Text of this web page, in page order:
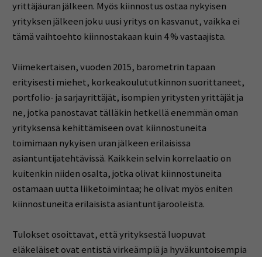
yrittäjäuran jälkeen. Myös kiinnostus ostaa nykyisen
yrityksen jälkeen joku uusi yritys on kasvanut, vaikka ei
tämä vaihtoehto kiinnostakaan kuin 4 % vastaajista.
Viimekertaisen, vuoden 2015, barometrin tapaan
erityisesti miehet, korkeakoulututkinnon suorittaneet,
portfolio- ja sarjayrittäjät, isompien yritysten yrittäjät ja
ne, jotka panostavat tälläkin hetkellä enemmän oman
yrityksensä kehittämiseen ovat kiinnostuneita
toimimaan nykyisen uran jälkeen erilaisissa
asiantuntijatehtävissä. Kaikkein selvin korrelaatio on
kuitenkin niiden osalta, jotka olivat kiinnostuneita
ostamaan uutta liiketoimintaa; he olivat myös eniten
kiinnostuneita erilaisista asiantuntijarooleista.
Tulokset osoittavat, että yrityksestä luopuvat
eläkeläiset ovat entistä virkeämpiä ja hyväkuntoisempia